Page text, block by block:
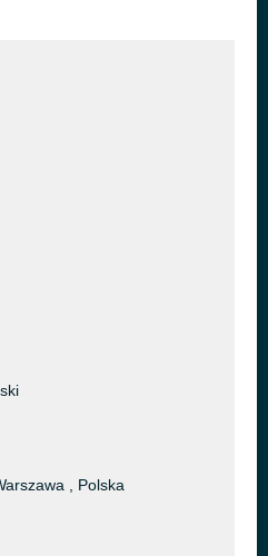
, Polska